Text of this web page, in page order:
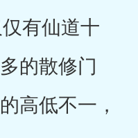
有仙道十
的散修门
高低不一，